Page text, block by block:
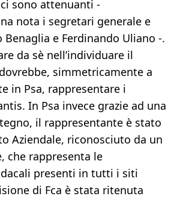
ci sono attenuanti -
nota i segretari generale e
Benaglia e Ferdinando Uliano -.
da sè nell’individuare il
simmetricamente a
in Psa, rappresentare i
In Psa invece grazie ad una
il rappresentante è stato
Aziendale, riconosciuto da un
che rappresenta le
presenti in tutti i siti
di Fca è stata ritenuta